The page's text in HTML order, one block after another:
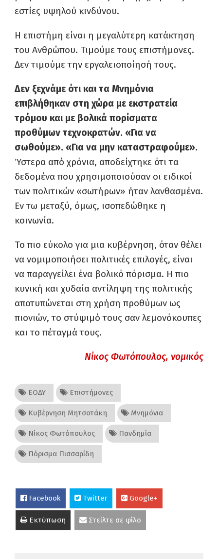
εστίες υψηλού κινδύνου.
Η επιστήμη είναι η μεγαλύτερη κατάκτηση
του Ανθρώπου. Τιμούμε τους επιστήμονες.
Δεν τιμούμε την εργαλειοποίησή τους.
Δεν ξεχνάμε ότι και τα Μνημόνια
επιβλήθηκαν στη χώρα με εκστρατεία
τρόμου και με βολικά πορίσματα
προθύμων τεχνοκρατών. «Για να
σωθούμε». «Για να μην καταστραφούμε».
Ύστερα από χρόνια, αποδείχτηκε ότι τα
δεδομένα που χρησιμοποιούσαν οι ειδικοί
των πολιτικών «σωτήρων» ήταν λανθασμένα.
Εν τω μεταξύ, όμως, ισοπεδώθηκε η
κοινωνία.
Το πιο εύκολο για μια κυβέρνηση, όταν θέλει
να νομιμοποιήσει πολιτικές επιλογές, είναι
να παραγγείλει ένα βολικό πόρισμα. Η πιο
κυνική και χυδαία αντίληψη της πολιτικής
αποτυπώνεται στη χρήση προθύμων ως
πιονιών, το στύψιμό τους σαν λεμονόκουπες
και το πέταγμά τους.
Νίκος Φωτόπουλος, νομικός
ΕΟΔΥ Επιστήμονες
Κυβέρνηση Μητσοτάκη Μνημόνια
Νίκος Φωτόπουλος Πανδημία
Πόρισμα Πισσαρίδη
Facebook Twitter Google+
Εκτύπωση Στείλτε σε φίλο